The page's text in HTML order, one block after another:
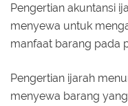
Pengertian akuntansi
menyewa untuk
manfaat barang pada
Pengertian ijarah
menyewa barang